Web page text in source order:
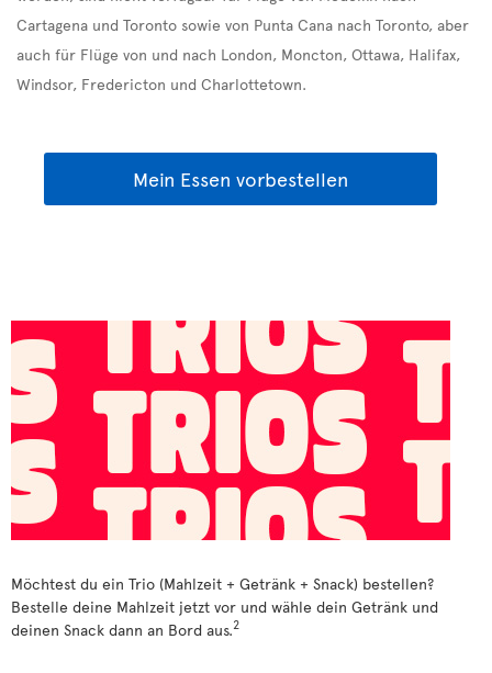
Cartagena und Toronto sowie von Punta Cana nach Toronto, aber
auch für Flüge von und nach London, Moncton, Ottawa, Halifax,
Windsor, Fredericton und Charlottetown.
Mein Essen vorbestellen
Möchtest du ein Trio (Mahlzeit + Getränk + Snack) bestellen?
Bestelle deine Mahlzeit jetzt vor und wähle dein Getränk und
deinen Snack dann an Bord aus.2